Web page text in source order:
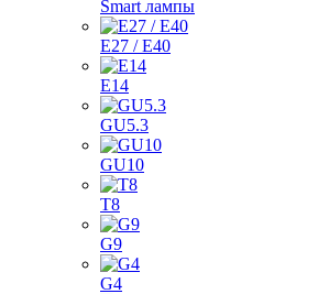
Smart лампы
E27 / E40
E14
GU5.3
GU10
T8
G9
G4